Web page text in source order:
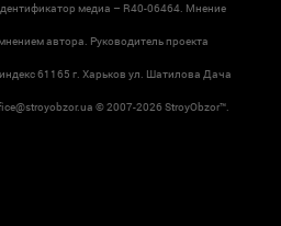
медиа – R40-06464. Мнение
автора. Руководитель проекта
61165 г. Харьков ул. Шатилова Дача
© 2007-2026 StroyObzor™.